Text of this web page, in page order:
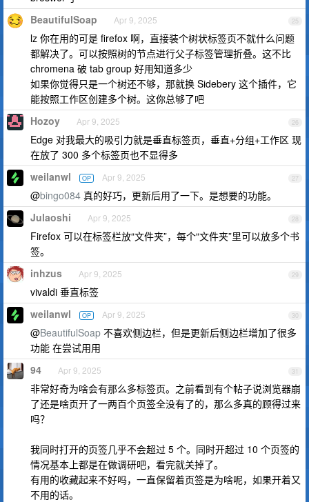
25
BeautifulSoap Apr 9, 2025
lz 你在用的可是 firefox 啊，直接装个树状标签页不就什么问题
都解决了。可以按照树的节点进行父子标签管理折叠。这不比
chromena 破 tab group 好用知道多少
如果你觉得只是一个树还不够，那就换 Sidebery 这个插件，它
能按照工作区创建多个树。这你总够了吧
26
Hozoy Apr 9, 2025
Edge 对我最大的吸引力就是垂直标签页，垂直+分组+工作区 现
在放了 300 多个标签页也不显得多
27
weilanwl OP Apr 9, 2025
@bingo084 真的好巧，更新后用了一下。是想要的功能。
28
Julaoshi Apr 9, 2025
Firefox 可以在标签栏放“文件夹”，每个“文件夹”里可以放多个书
签。
29
inhzus Apr 9, 2025
vivaldi 垂直标签
30
weilanwl OP Apr 9, 2025
@BeautifulSoap 不喜欢侧边栏，但是更新后侧边栏增加了很多
功能 在尝试用用
31
94 Apr 9, 2025
非常好奇为啥会有那么多标签页。之前看到有个帖子说浏览器崩
了还是啥页开了一两百个页签全没有了的，那么多真的顾得过来
吗？
我同时打开的页签几乎不会超过 5 个。同时开超过 10 个页签的
情况基本上都是在做调研吧，看完就关掉了。
有用的收藏起来不好吗，一直保留着页签是为啥呢，如果开着又
不用的话。